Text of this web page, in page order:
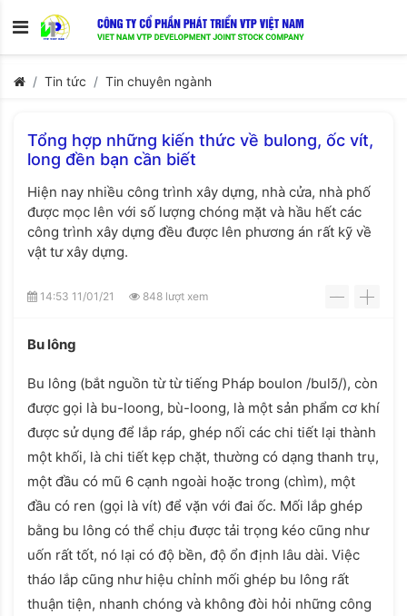
Tin tức Tin chuyên ngành
Tổng hợp những kiến thức về bulong, ốc vít,
long đền bạn cần biết
Hiện nay nhiều công trình xây dựng, nhà cửa, nhà phố
được mọc lên với số lượng chóng mặt và hầu hết các
công trình xây dựng đều được lên phương án rất kỹ về
vật tư xây dựng.
14:53 11/01/21 848 lượt xem - +
Bu lông
Bu lông (bắt nguồn từ từ tiếng Pháp boulon /bulɔ̃/), còn
được gọi là bu-loong, bù-loong, là một sản phẩm cơ khí
được sử dụng để lắp ráp, ghép nối các chi tiết lại thành
một khối, là chi tiết kẹp chặt, thường có dạng thanh trụ,
một đầu có mũ 6 cạnh ngoài hoặc trong (chìm), một
đầu có ren (gọi là vít) để vặn với đai ốc. Mối lắp ghép
bằng bu lông có thể chịu được tải trọng kéo cũng như
uốn rất tốt, nó lại có độ bền, độ ổn định lâu dài. Việc
tháo lắp cũng như hiệu chỉnh mối ghép bu lông rất
thuận tiện, nhanh chóng và không đòi hỏi những công